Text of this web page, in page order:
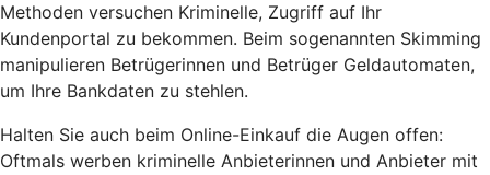
Methoden versuchen Kriminelle, Zugriff auf Ihr
Kundenportal zu bekommen. Beim sogenannten Skimming
manipulieren Betrügerinnen und Betrüger Geldautomaten,
um Ihre Bankdaten zu stehlen.
Halten Sie auch beim Online-Einkauf die Augen offen:
Oftmals werben kriminelle Anbieterinnen und Anbieter mit